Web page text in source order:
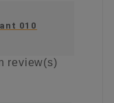
010
review(s)